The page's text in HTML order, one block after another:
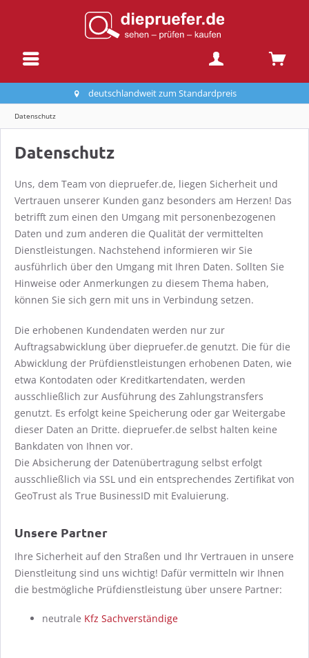
deutschlandweit zum Standardpreis
Datenschutz
Datenschutz
Uns, dem Team von diepruefer.de, liegen Sicherheit und
Vertrauen unserer Kunden ganz besonders am Herzen! Das
betrifft zum einen den Umgang mit personenbezogenen
Daten und zum anderen die Qualität der vermittelten
Dienstleistungen. Nachstehend informieren wir Sie
ausführlich über den Umgang mit Ihren Daten. Sollten Sie
Hinweise oder Anmerkungen zu diesem Thema haben,
können Sie sich gern mit uns in Verbindung setzen.
Die erhobenen Kundendaten werden nur zur
Auftragsabwicklung über diepruefer.de genutzt. Die für die
Abwicklung der Prüfdienstleistungen erhobenen Daten, wie
etwa Kontodaten oder Kreditkartendaten, werden
ausschließlich zur Ausführung des Zahlungstransfers
genutzt. Es erfolgt keine Speicherung oder gar Weitergabe
dieser Daten an Dritte. diepruefer.de selbst halten keine
Bankdaten von Ihnen vor.
Die Absicherung der Datenübertragung selbst erfolgt
ausschließlich via SSL und ein entsprechendes Zertifikat von
GeoTrust als True BusinessID mit Evaluierung.
Unsere Partner
Ihre Sicherheit auf den Straßen und Ihr Vertrauen in unsere
Dienstleitung sind uns wichtig! Dafür vermitteln wir Ihnen
die bestmögliche Prüfdienstleistung über unsere Partner:
neutrale Kfz Sachverständige